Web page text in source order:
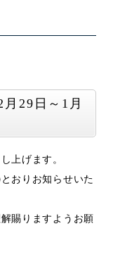
29日～1月
上げます。
おりお知らせいた
賜りますようお願